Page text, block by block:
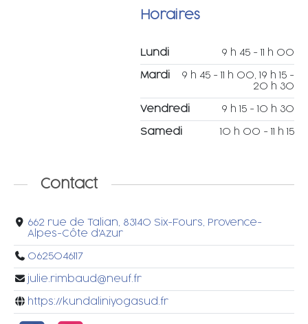
Horaires
Lundi 9 h 45 - 11 h 00
Mardi
9 h 45 - 11 h 00, 19 h 15 -
20 h 30
Vendredi 9 h 15 - 10 h 30
Samedi 10 h 00 - 11 h 15
Contact
662 rue de Talian, 83140 Six-Fours, Provence-
Alpes-Côte d'Azur
0625046117
julie.rimbaud@neuf.fr
https://kundaliniyogasud.fr